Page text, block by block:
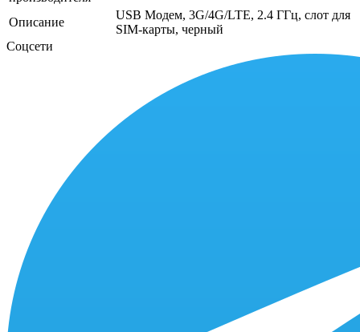
Описание
USB Модем, 3G/4G/LTE, 2.4 ГГц, слот для
SIM-карты, черный
Соцсети